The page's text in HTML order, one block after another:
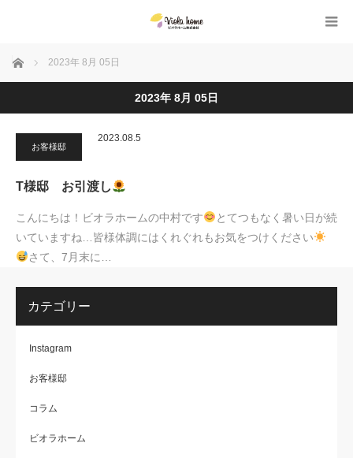
ホーム 2023年 8月 05日
2023年 8月 05日
お客様邸
2023.08.5
T様邸 お引渡し
こんにちは！ビオラホームの中村です
とてつもなく暑い日が続
いていますね…皆様体調にはくれぐれもお気をつけください
さて、7月末に…
カテゴリー
Instagram
お客様邸
コラム
ビオラホーム